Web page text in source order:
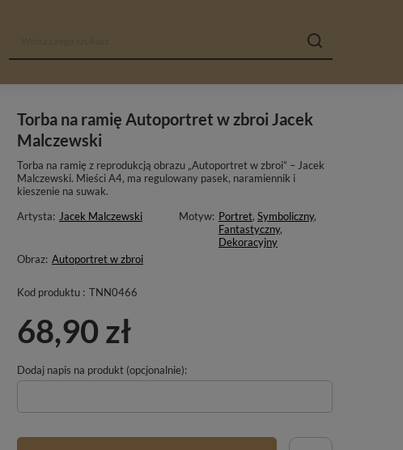
Torba na ramię Autoportret w zbroi Jacek
Malczewski
Torba na ramię z reprodukcją obrazu „Autoportret w zbroi” – Jacek
Malczewski. Mieści A4, ma regulowany pasek, naramiennik i
kieszenie na suwak.
Artysta: Jacek Malczewski Motyw: Portret, Symboliczny,
Fantastyczny,
Dekoracyjny
Obraz: Autoportret w zbroi
Kod produktu : TNN0466
68,90 zł
Dodaj napis na produkt (opcjonalnie):